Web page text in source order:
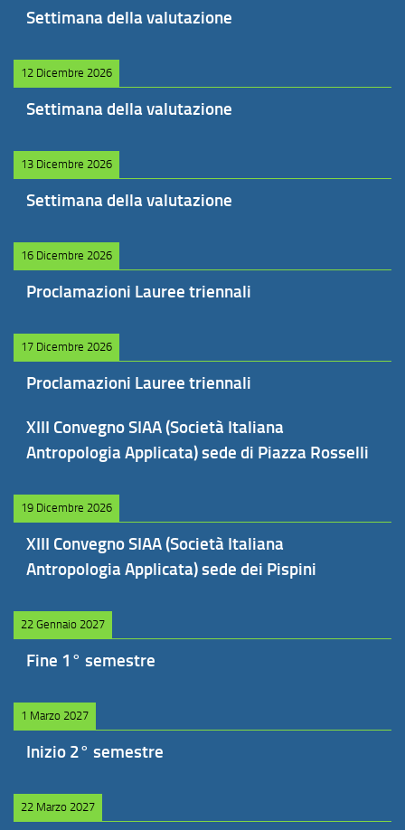
Settimana della valutazione
12 Dicembre 2026
Settimana della valutazione
13 Dicembre 2026
Settimana della valutazione
16 Dicembre 2026
Proclamazioni Lauree triennali
17 Dicembre 2026
Proclamazioni Lauree triennali
XIII Convegno SIAA (Società Italiana
Antropologia Applicata) sede di Piazza Rosselli
19 Dicembre 2026
XIII Convegno SIAA (Società Italiana
Antropologia Applicata) sede dei Pispini
22 Gennaio 2027
Fine 1° semestre
1 Marzo 2027
Inizio 2° semestre
22 Marzo 2027